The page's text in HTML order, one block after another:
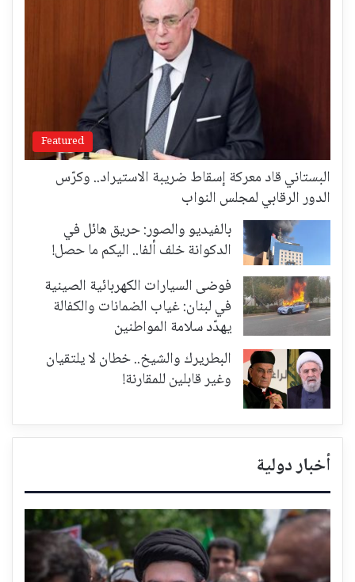
Featured
البستاني قاد معركة إسقاط ضريبة الاستيراد.. وكرّس
الدور الرقابي لمجلس النواب
بالفيديو والصور: حريق هائل في
الدكوانة خلف ألفا.. اليكم ما حصل!
فوضى السيارات الكهربائية الصينية
في لبنان: غياب الضمانات والكفالة
يهدّد سلامة المواطنين
البطريرك والشيخ.. خطان لا يلتقيان
وغير قابلين للمقارنة!
أخبار دولية